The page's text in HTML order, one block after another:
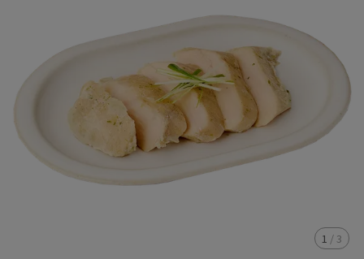
1 / 3